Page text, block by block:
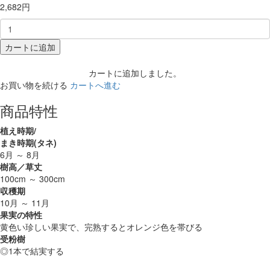
2,682円
カートに追加
カートに追加しました。
お買い物を続ける カートへ進む
商品特性
植え時期/
まき時期(タネ)
6月 ～ 8月
樹高／草丈
100cm ～ 300cm
収穫期
10月 ～ 11月
果実の特性
黄色い珍しい果実で、完熟するとオレンジ色を帯びる
受粉樹
◎1本で結実する